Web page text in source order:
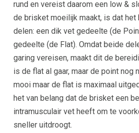
rund en vereist daarom een low &
de brisket moeilijk maakt, is dat het
delen: een dik vet gedeelte (de
gedeelte (de Flat). Omdat beide
garing vereisen, maakt dit de
is de flat al gaar, maar de point nog
mooi maar de flat is maximaal
het van belang dat de brisket een
intramusculair vet heeft om te
sneller uitdroogt.